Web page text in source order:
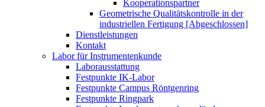
Kooperationspartner
Geometrische Qualitätskontrolle in der
industriellen Fertigung [Abgeschlossen]
Dienstleistungen
Kontakt
Labor für Instrumentenkunde
Laborausstattung
Festpunkte IK-Labor
Festpunkte Campus Röntgenring
Festpunkte Ringpark